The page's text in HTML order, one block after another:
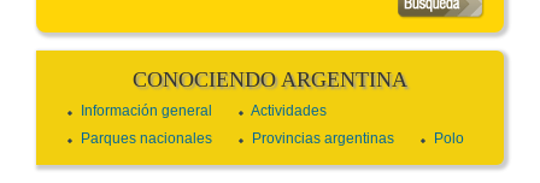
CONOCIENDO ARGENTINA
Información general
Actividades
Parques nacionales
Provincias argentinas Polo